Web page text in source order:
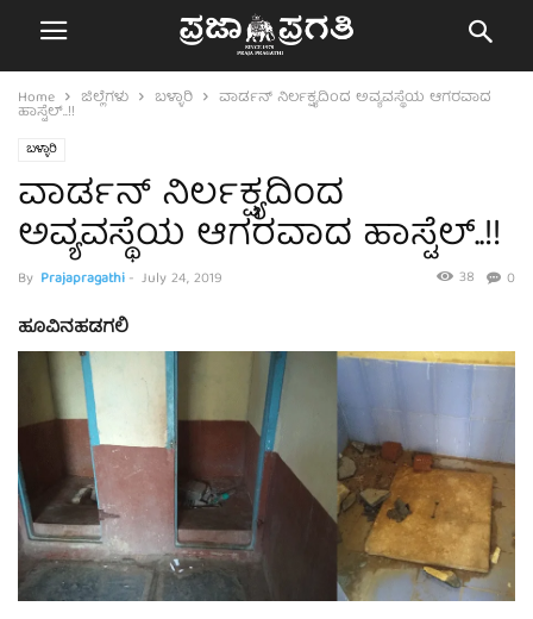
Home ಜಿಲ್ಲೆಗಳು ಬಳ್ಳಾರಿ ವಾರ್ಡನ್ ನಿರ್ಲಕ್ಷ್ಯದಿಂದ ಅವ್ಯವಸ್ಥೆಯ ಆಗರವಾದ
ಹಾಸ್ಟೆಲ್..!!
ಬಳ್ಳಾರಿ
ವಾರ್ಡನ್ ನಿರ್ಲಕ್ಷ್ಯದಿಂದ
ಅವ್ಯವಸ್ಥೆಯ ಆಗರವಾದ ಹಾಸ್ಟೆಲ್..!!
By Prajapragathi- July 24, 2019 0
38
ಹೂವಿನಹಡಗಲಿ